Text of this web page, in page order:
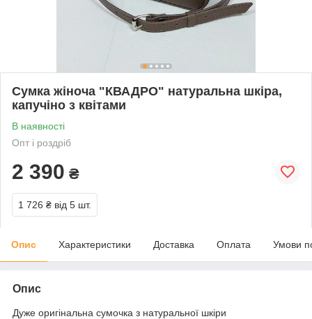
Сумка жіноча "КВАДРО" натуральна шкіра,
капучіно з квітами
В наявності
Опт і роздріб
2 390 ₴
1 726 ₴ від 5 шт.
Опис Характеристики Доставка Оплата Умови
Опис
Дуже оригінальна сумочка з натуральної шкіри